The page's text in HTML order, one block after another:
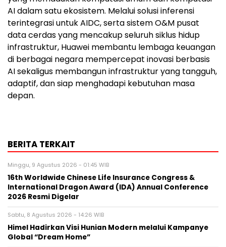
AI dalam satu ekosistem. Melalui solusi inferensi
terintegrasi untuk AIDC, serta sistem O&M pusat
data cerdas yang mencakup seluruh siklus hidup
infrastruktur, Huawei membantu lembaga keuangan
di berbagai negara mempercepat inovasi berbasis
AI sekaligus membangun infrastruktur yang tangguh,
adaptif, dan siap menghadapi kebutuhan masa
depan.
BERITA TERKAIT
Minggu, 9 Agustus 2026 - 01:45 WIB
16th Worldwide Chinese Life Insurance Congress &
International Dragon Award (IDA) Annual Conference
2026 Resmi Digelar
Sabtu, 8 Agustus 2026 - 14:26 WIB
Himel Hadirkan Visi Hunian Modern melalui Kampanye
Global “Dream Home”